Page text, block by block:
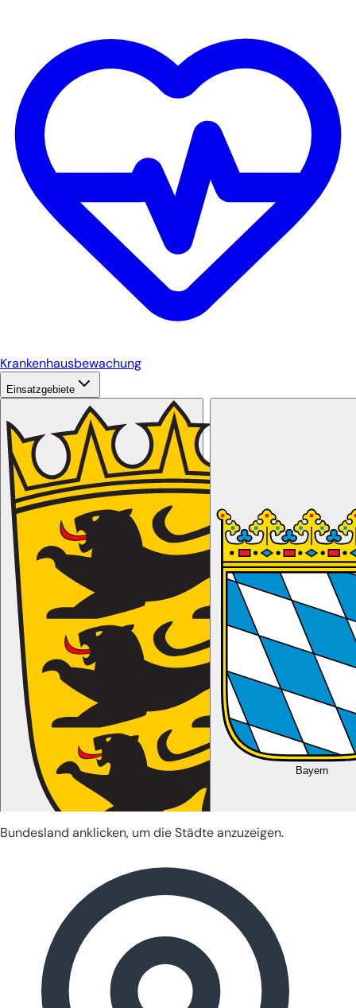
Krankenhausbewachung
Einsatzgebiete
Baden-Württemberg
Bayern
Bundesland anklicken, um die Städte anzuzeigen.